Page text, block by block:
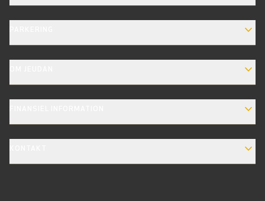
EXPAND_MORE
EXPAND_MORE
EXPAND_MORE
EXPAND_MORE